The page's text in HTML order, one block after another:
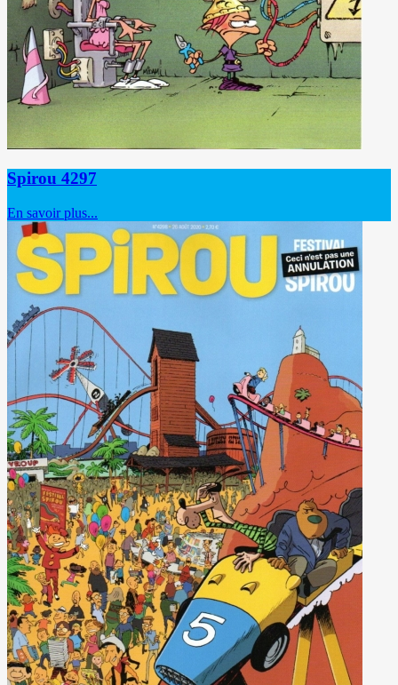
Spirou 4297
En savoir plus...